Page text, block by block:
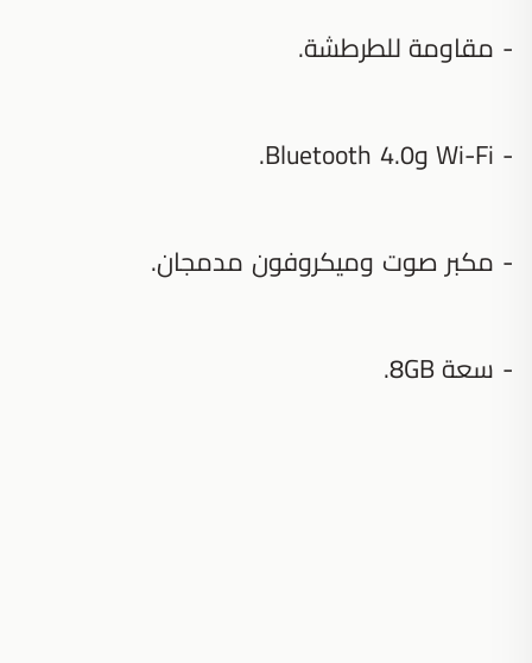
- مقاومة للطرطشة.
- Wi-Fi وBluetooth 4.0.
- مكبر صوت وميكروفون مدمجان.
- سعة 8GB.